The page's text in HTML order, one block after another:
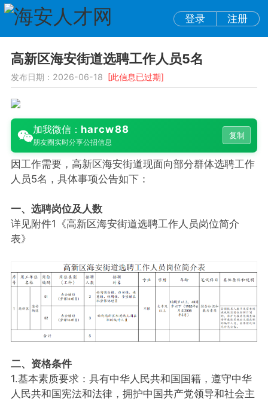
登录 注册
高新区海安街道选聘工作人员5名
发布日期：2026-06-18 [此信息已过期]
加我微信： harcw88
朋友圈实时分享公招信息
复制
因工作需要，高新区海安街道现面向部分群体选聘工作
人员5名，具体事项公告如下：
一、选聘岗位及人数
详见附件1《高新区海安街道选聘工作人员岗位简介
表》
二、资格条件
1.基本素质要求：具有中华人民共和国国籍，遵守中华
人民共和国宪法和法律，拥护中国共产党领导和社会主